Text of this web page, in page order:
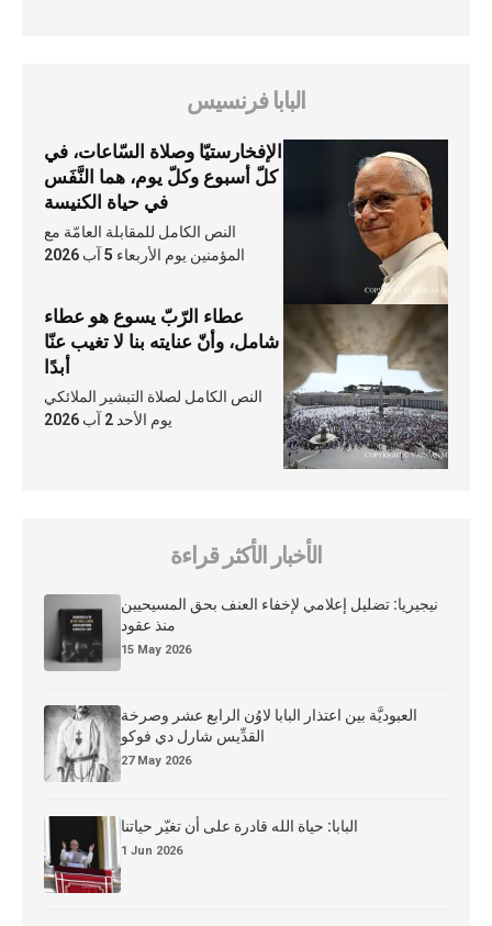
البابا فرنسيس
الإفخارستيّا وصلاة السّاعات، في
كلّ أسبوع وكلّ يوم، هما النَّفَس
في حياة الكنيسة
النص الكامل للمقابلة العامّة مع
المؤمنين يوم الأربعاء 5 آب 2026
عطاء الرّبّ يسوع هو عطاء
شامل، وأنّ عنايته بنا لا تغيب عنّا
أبدًا
النص الكامل لصلاة التبشير الملائكي
يوم الأحد 2 آب 2026
الأخبار الأكثر قراءة
نيجيريا: تضليل إعلامي لإخفاء العنف بحق المسيحيين
منذ عقود
15 May 2026
العبوديَّة بين اعتذار البابا لاوُن الرابع عشر وصرخة
القدِّيس شارل دي فوكو
27 May 2026
البابا: حياة الله قادرة على أن تغيّر حياتنا
1 Jun 2026